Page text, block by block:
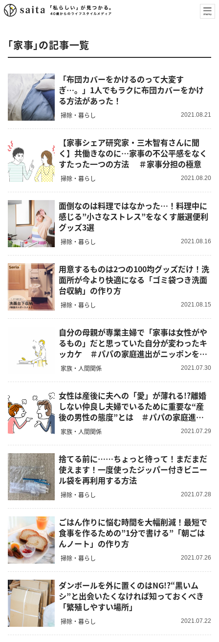
「家事」の記事一覧
「布団カバーをかけるのって大変す
ぎ…。」1人でもラクに布団カバーをかけ
る方法があった！
掃除・暮らし 2021.08.21
【家事シェア研究家・三木智有さんに聞
く】共働きなのに…家事の不公平感をなく
すたった一つの方法 ＃家事分担の極意
掃除・暮らし 2021.08.20
面倒なのは料理ではなかった…！料理中に
感じる”小さなストレス”をなくす厳選便利
グッズ3選
掃除・暮らし 2021.08.16
用意するものは2つの100均グッズだけ！洗
面所が今より快適になる「ゴミ袋つき洗面
台収納」の作り方
掃除・暮らし 2021.08.15
自分の母親が専業主婦で「家事は女性がや
るもの」だと思っていた自分が変わったキ
ッカケ ＃パパの家庭進出がニッポンを変
える！
家族・人間関係 2021.07.30
女性は産後に夫への「愛」が薄れる!?離婚
しない仲良し夫婦でいるために重要な“産
後の男性の態度”とは ＃パパの家庭進出
がニッポンを変える！
家族・人間関係 2021.07.29
捨てる前に……ちょっと待って！まだまだ
使えます！一度使ったジッパー付きビニー
ル袋を再利用する方法
掃除・暮らし 2021.07.28
ごはん作りに悩む時間を大幅削減！最短で
食事を作るための”1分で書ける”「朝ごは
んノート」の作り方
掃除・暮らし 2021.07.26
ダンボールを外に置くのはNG!?“黒いム
シ”と出会いたくなければ知っておくべき
「繁殖しやすい場所」
掃除・暮らし 2021.07.22